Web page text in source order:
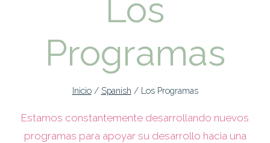
Los
Programas
Inicio / Spanish / Los Programas
Estamos constantemente desarrollando nuevos
programas para apoyar su desarrollo hacia una